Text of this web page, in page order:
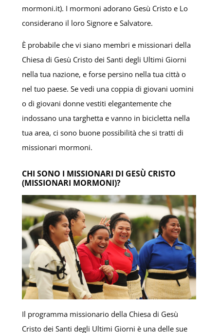
mormoni.it). I mormoni adorano Gesù Cristo e Lo
considerano il loro Signore e Salvatore.
È probabile che vi siano membri e missionari della
Chiesa di Gesù Cristo dei Santi degli Ultimi Giorni
nella tua nazione, e forse persino nella tua città o
nel tuo paese. Se vedi una coppia di giovani uomini
o di giovani donne vestiti elegantemente che
indossano una targhetta e vanno in bicicletta nella
tua area, ci sono buone possibilità che si tratti di
missionari mormoni.
CHI SONO I MISSIONARI DI GESÙ CRISTO
(MISSIONARI MORMONI)?
Il programma missionario della Chiesa di Gesù
Cristo dei Santi degli Ultimi Giorni è una delle sue